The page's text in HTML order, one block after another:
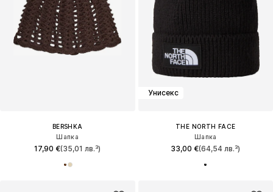
BERSHKA
Шапка
17,90 €(35,01 лв.³)
Унисекс
THE NORTH FACE
Шапка
33,00 €(64,54 лв.³)